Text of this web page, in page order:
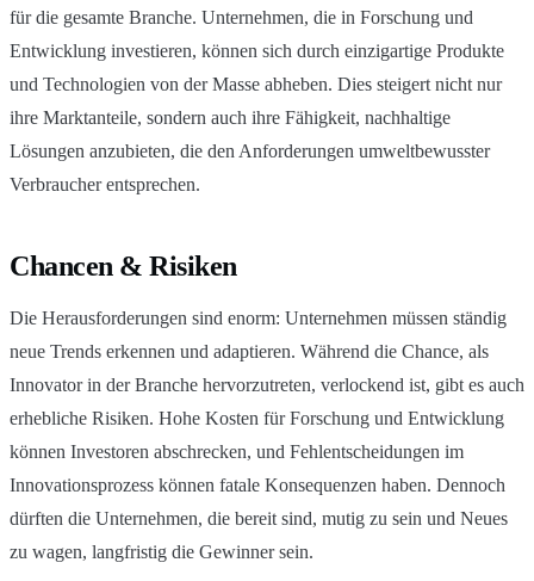
für die gesamte Branche. Unternehmen, die in Forschung und
Entwicklung investieren, können sich durch einzigartige Produkte
und Technologien von der Masse abheben. Dies steigert nicht nur
ihre Marktanteile, sondern auch ihre Fähigkeit, nachhaltige
Lösungen anzubieten, die den Anforderungen umweltbewusster
Verbraucher entsprechen.
Chancen & Risiken
Die Herausforderungen sind enorm: Unternehmen müssen ständig
neue Trends erkennen und adaptieren. Während die Chance, als
Innovator in der Branche hervorzutreten, verlockend ist, gibt es auch
erhebliche Risiken. Hohe Kosten für Forschung und Entwicklung
können Investoren abschrecken, und Fehlentscheidungen im
Innovationsprozess können fatale Konsequenzen haben. Dennoch
dürften die Unternehmen, die bereit sind, mutig zu sein und Neues
zu wagen, langfristig die Gewinner sein.